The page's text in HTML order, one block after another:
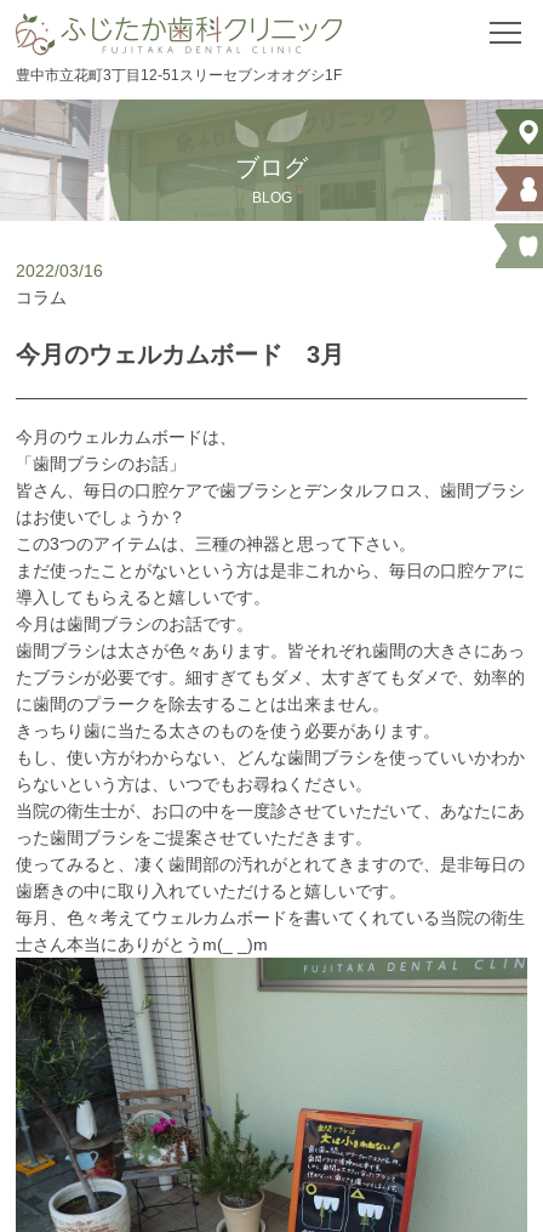
豊中市立花町3丁目12-51スリーセブンオオグシ1F
ホーム
医院情報
医院案内
自費治療料金表
はじめての方へ
スタッフ紹介
診察科目
お口を健康に保ちたい方へ
口臭が気になる方へ
歯をさらに美しくしたい方へ
歯を白くしたい方へ
お子さまの歯を守りたい方へ
歯がしみる、痛みを感じる方へ
歯を失われた方へ
採用情報
Q&A
お問い合わせ
Web予約
ブログ
BLOG
2022/03/16
コラム
今月のウェルカムボード 3月
今月のウェルカムボードは、
「歯間ブラシのお話」
皆さん、毎日の口腔ケアで歯ブラシとデンタルフロス、歯間ブラシ
はお使いでしょうか？
この3つのアイテムは、三種の神器と思って下さい。
まだ使ったことがないという方は是非これから、毎日の口腔ケアに
導入してもらえると嬉しいです。
今月は歯間ブラシのお話です。
歯間ブラシは太さが色々あります。皆それぞれ歯間の大きさにあっ
たブラシが必要です。細すぎてもダメ、太すぎてもダメで、効率的
に歯間のプラークを除去することは出来ません。
きっちり歯に当たる太さのものを使う必要があります。
もし、使い方がわからない、どんな歯間ブラシを使っていいかわか
らないという方は、いつでもお尋ねください。
当院の衛生士が、お口の中を一度診させていただいて、あなたにあ
った歯間ブラシをご提案させていただきます。
使ってみると、凄く歯間部の汚れがとれてきますので、是非毎日の
歯磨きの中に取り入れていただけると嬉しいです。
毎月、色々考えてウェルカムボードを書いてくれている当院の衛生
士さん本当にありがとうm(_ _)m